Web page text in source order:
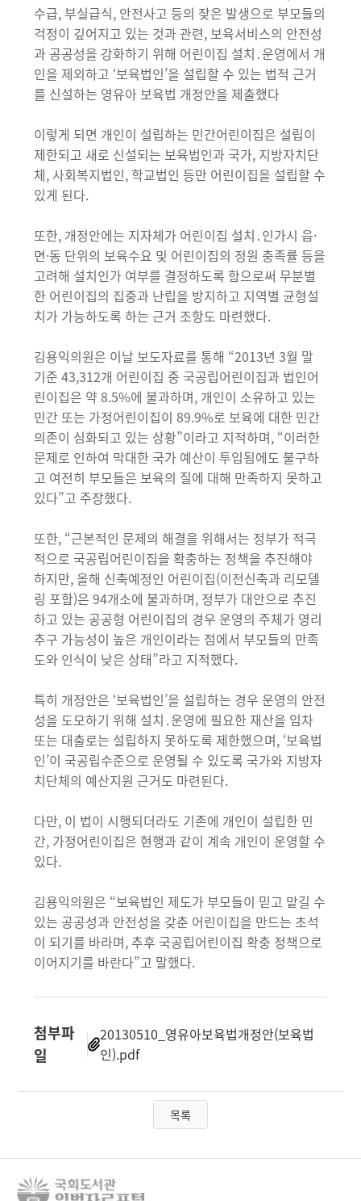
수급, 부실급식, 안전사고 등의 잦은 발생으로 부모들의
걱정이 깊어지고 있는 것과 관련, 보육서비스의 안전성
과 공공성을 강화하기 위해 어린이집 설치․운영에서 개
인을 제외하고 ‘보육법인’을 설립할 수 있는 법적 근거
를 신설하는 영유아 보육법 개정안을 제출했다
이렇게 되면 개인이 설립하는 민간어린이집은 설립이
제한되고 새로 신설되는 보육법인과 국가, 지방자치단
체, 사회복지법인, 학교법인 등만 어린이집을 설립할 수
있게 된다.
또한, 개정안에는 지자체가 어린이집 설치․인가시 읍·
면·동 단위의 보육수요 및 어린이집의 정원 충족률 등을
고려해 설치인가 여부를 결정하도록 함으로써 무분별
한 어린이집의 집중과 난립을 방지하고 지역별 균형설
치가 가능하도록 하는 근거 조항도 마련했다.
김용익의원은 이날 보도자료를 통해 “2013년 3월 말
기준 43,312개 어린이집 중 국공립어린이집과 법인어
린이집은 약 8.5%에 불과하며, 개인이 소유하고 있는
민간 또는 가정어린이집이 89.9%로 보육에 대한 민간
의존이 심화되고 있는 상황”이라고 지적하며, “이러한
문제로 인하여 막대한 국가 예산이 투입됨에도 불구하
고 여전히 부모들은 보육의 질에 대해 만족하지 못하고
있다”고 주장했다.
또한, “근본적인 문제의 해결을 위해서는 정부가 적극
적으로 국공립어린이집을 확충하는 정책을 추진해야
하지만, 올해 신축예정인 어린이집(이전신축과 리모델
링 포함)은 94개소에 불과하며, 정부가 대안으로 추진
하고 있는 공공형 어린이집의 경우 운영의 주체가 영리
추구 가능성이 높은 개인이라는 점에서 부모들의 만족
도와 인식이 낮은 상태”라고 지적했다.
특히 개정안은 ‘보육법인’을 설립하는 경우 운영의 안전
성을 도모하기 위해 설치․운영에 필요한 재산을 임차
또는 대출로는 설립하지 못하도록 제한했으며, ‘보육법
인’이 국공립수준으로 운영될 수 있도록 국가와 지방자
치단체의 예산지원 근거도 마련된다.
다만, 이 법이 시행되더라도 기존에 개인이 설립한 민
간, 가정어린이집은 현행과 같이 계속 개인이 운영할 수
있다.
김용익의원은 “보육법인 제도가 부모들이 믿고 맡길 수
있는 공공성과 안전성을 갖춘 어린이집을 만드는 초석
이 되기를 바라며, 추후 국공립어린이집 확충 정책으로
이어지기를 바란다”고 말했다.
첨부파
일
20130510_영유아보육법개정안(보육법
인).pdf
목록